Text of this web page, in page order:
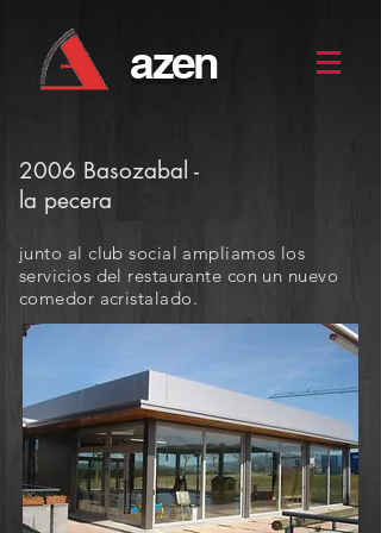
azen
2006 Basozabal -
la pecera
junto al club social ampliamos los
servicios del restaurante con un nuevo
comedor acristalado.